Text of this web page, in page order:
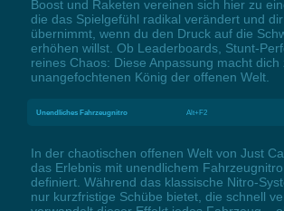
Boost und Raketen vereinen sich hier zu
die das Spielgefühl radikal verändert und
übernimmt, wenn du den Druck auf die
erhöhen willst. Ob Leaderboards, Stunt-
reines Chaos: Diese Anpassung macht dich
unangefochtenen König der offenen Welt.
Unendliches Fahrzeugnitro Alt+F2
In der chaotischen offenen Welt von Just
das Erlebnis mit unendlichem
definiert. Während das klassische Nitro-
nur kurzfristige Schübe bietet, die schnell